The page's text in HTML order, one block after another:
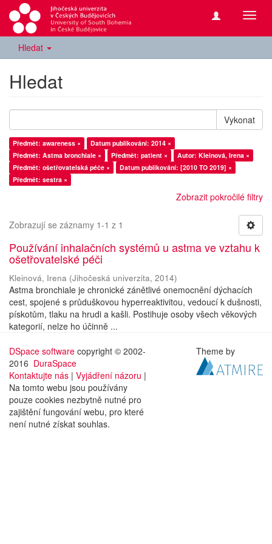
Hledat
Hledat
Vykonat
Předmět: awareness ×
Datum publikování: 2014 ×
Předmět: Astma bronchiale ×
Předmět: patient ×
Autor: Kleinová, Irena ×
Předmět: ošetřovatelská péče ×
Datum publikování: [2010 TO 2019] ×
Předmět: sestra ×
Zobrazit pokročilé filtry
Zobrazují se záznamy 1-1 z 1
Používání inhalačních systémů u astma ve vztahu k
ošetřovatelské péči
Kleinová, Irena (Jihočeská univerzita, 2014)
Astma bronchiale je chronické zánětlivé onemocnění dýchacích
cest, spojené s průduškovou hyperreaktivitou, vedoucí k dušnosti,
pískotům, tlaku na hrudi a kašli. Postihuje osoby všech věkových
kategorií, nelze ho účinně ...
DSpace software copyright © 2002-
2016 DuraSpace
Kontaktujte nás | Vyjádření názoru |
Na tomto webu jsou používány
pouze cookies nezbytně nutné pro
zajištění fungování webu, pro které
není nutné získat souhlas.
Theme by